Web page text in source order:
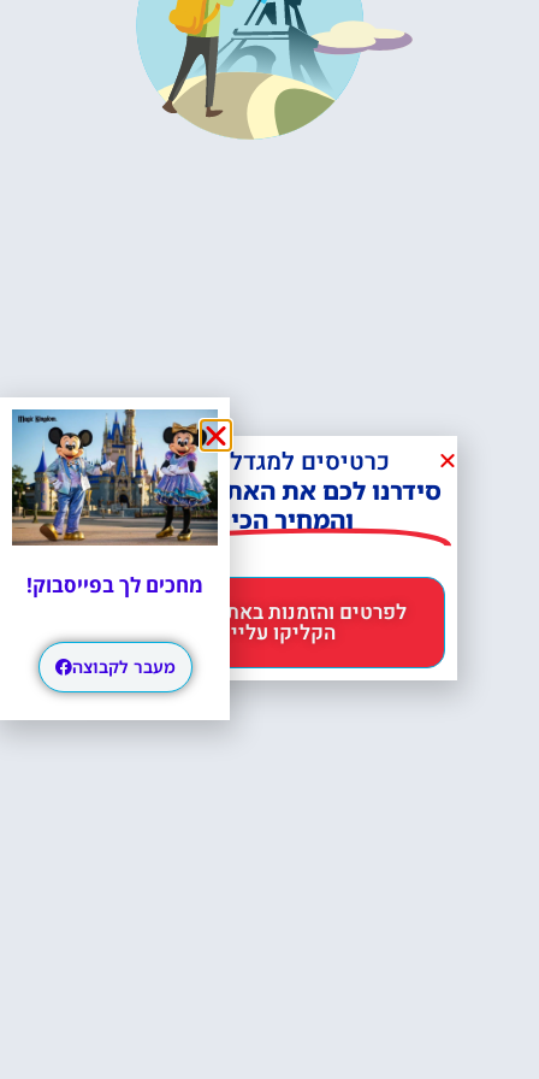
כרטיסים למגדל אייפל?
סידרנו לכם את האתר הכי אמין -
והמחיר הכי זול!
הקליקו עליי 😊
מחכים לך בפייסבוק!
מעבר לקבוצה